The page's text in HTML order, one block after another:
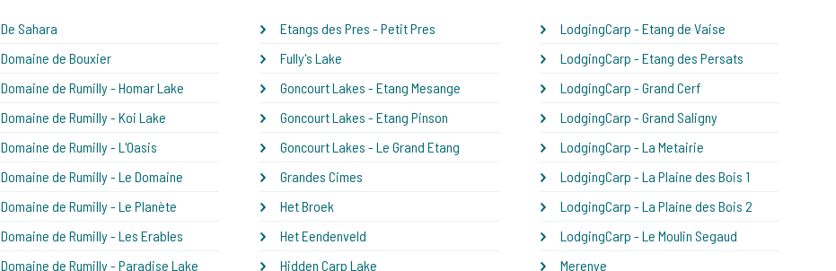
De Sahara
Domaine de Bouxier
Domaine de Rumilly - Homar Lake
Domaine de Rumilly - Koi Lake
Domaine de Rumilly - L'Oasis
Domaine de Rumilly - Le Domaine
Domaine de Rumilly - Le Planète
Domaine de Rumilly - Les Erables
Domaine de Rumilly - Paradise Lake
Etangs des Pres - Petit Pres
Fully's Lake
Goncourt Lakes - Etang Mesange
Goncourt Lakes - Etang Pinson
Goncourt Lakes - Le Grand Etang
Grandes Cimes
Het Broek
Het Eendenveld
Hidden Carp Lake
LodgingCarp - Etang de Vaise
LodgingCarp - Etang des Persats
LodgingCarp - Grand Cerf
LodgingCarp - Grand Saligny
LodgingCarp - La Metairie
LodgingCarp - La Plaine des Bois 1
LodgingCarp - La Plaine des Bois 2
LodgingCarp - Le Moulin Segaud
Merenye